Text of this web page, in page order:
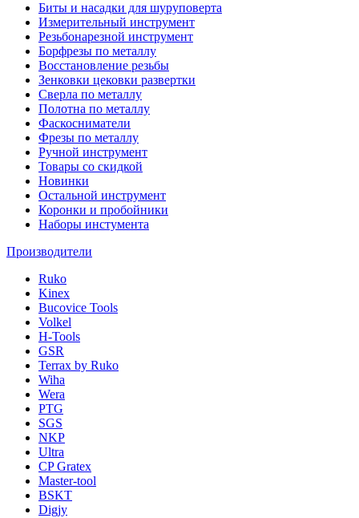
Биты и насадки для шуруповерта
Измерительный инструмент
Резьбонарезной инструмент
Борфрезы по металлу
Восстановление резьбы
Зенковки цековки развертки
Сверла по металлу
Полотна по металлу
Фаскосниматели
Фрезы по металлу
Ручной инструмент
Товары со скидкой
Новинки
Остальной инструмент
Коронки и пробойники
Наборы инстумента
Производители
Ruko
Kinex
Bucovice Tools
Volkel
H-Tools
GSR
Terrax by Ruko
Wiha
Wera
PTG
SGS
NKP
Ultra
CP Gratex
Master-tool
BSKT
Digjy